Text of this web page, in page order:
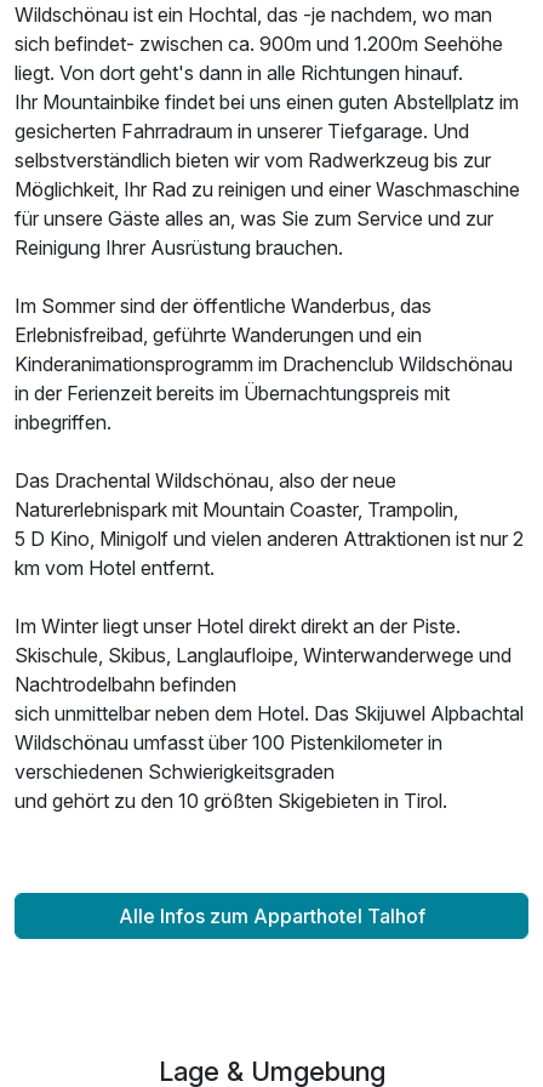
Wildschönau ist ein Hochtal, das -je nachdem, wo man
sich befindet- zwischen ca. 900m und 1.200m Seehöhe
liegt. Von dort geht's dann in alle Richtungen hinauf.
Ihr Mountainbike findet bei uns einen guten Abstellplatz im
gesicherten Fahrradraum in unserer Tiefgarage. Und
selbstverständlich bieten wir vom Radwerkzeug bis zur
Möglichkeit, Ihr Rad zu reinigen und einer Waschmaschine
für unsere Gäste alles an, was Sie zum Service und zur
Reinigung Ihrer Ausrüstung brauchen.
Im Sommer sind der öffentliche Wanderbus, das
Erlebnisfreibad, geführte Wanderungen und ein
Kinderanimationsprogramm im Drachenclub Wildschönau
in der Ferienzeit bereits im Übernachtungspreis mit
inbegriffen.
Das Drachental Wildschönau, also der neue
Naturerlebnispark mit Mountain Coaster, Trampolin,
5 D Kino, Minigolf und vielen anderen Attraktionen ist nur 2
km vom Hotel entfernt.
Im Winter liegt unser Hotel direkt direkt an der Piste.
Skischule, Skibus, Langlaufloipe, Winterwanderwege und
Nachtrodelbahn befinden
sich unmittelbar neben dem Hotel. Das Skijuwel Alpbachtal
Wildschönau umfasst über 100 Pistenkilometer in
verschiedenen Schwierigkeitsgraden
und gehört zu den 10 größten Skigebieten in Tirol.
Alle Infos zum Apparthotel Talhof
Lage & Umgebung